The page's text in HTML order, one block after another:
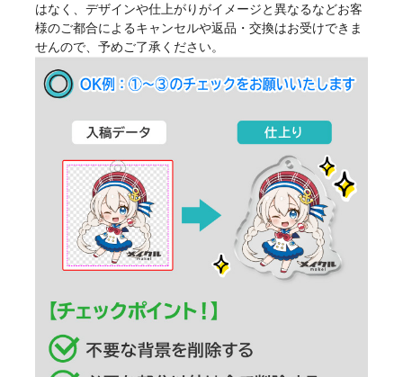
はなく、デザインや仕上がりがイメージと異なるなどお客
様のご都合によるキャンセルや返品・交換はお受けできま
せんので、予めご了承ください。